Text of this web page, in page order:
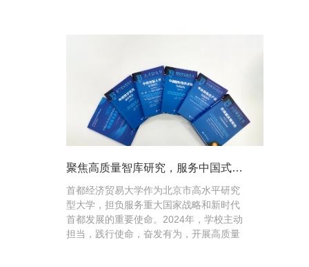
聚焦高质量智库研究，服务中国式现
代化建设！首经贸2024年智库答卷
首都经济贸易大学作为北京市高水平研究
型大学，担负服务重大国家战略和新时代
首都发展的重要使命。2024年，学校主动
担当，践行使命，奋发有为，开展高质量